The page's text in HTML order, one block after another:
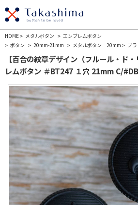
HOME> メタルボタン > エンブレムボタン
> ボタン > 20mm-21mm > メタルボタン 20mm > ブ
【百合の紋章デザイン（フルール・ド
レムボタン ＃BT247 １穴 21mm C/